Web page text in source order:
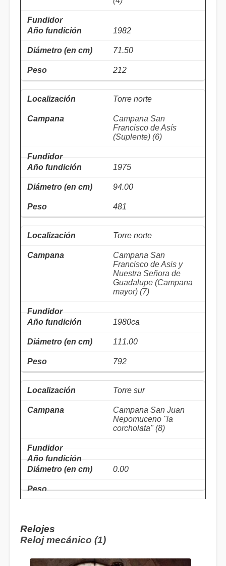
1982
71.50
212
Torre norte
Campana San
Francisco de Asís
(Suplente) (6)
1975
94.00
481
Torre norte
Campana San
Francisco de Asis y
Nuestra Señora de
Guadalupe (Campana
mayor) (7)
1980ca
111.00
792
Torre sur
Campana San Juan
Nepomuceno "la
corcholata" (8)
0.00
Relojes
Reloj mecánico (1)